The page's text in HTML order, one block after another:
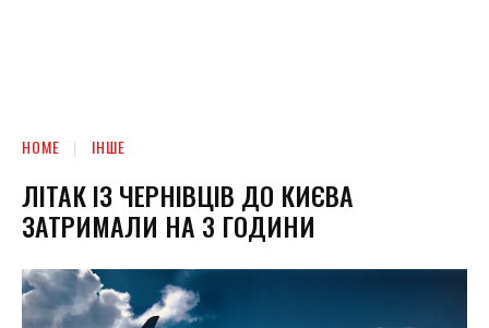
HOME ІНШЕ
ЛІТАК ІЗ ЧЕРНІВЦІВ ДО КИЄВА
ЗАТРИМАЛИ НА 3 ГОДИНИ